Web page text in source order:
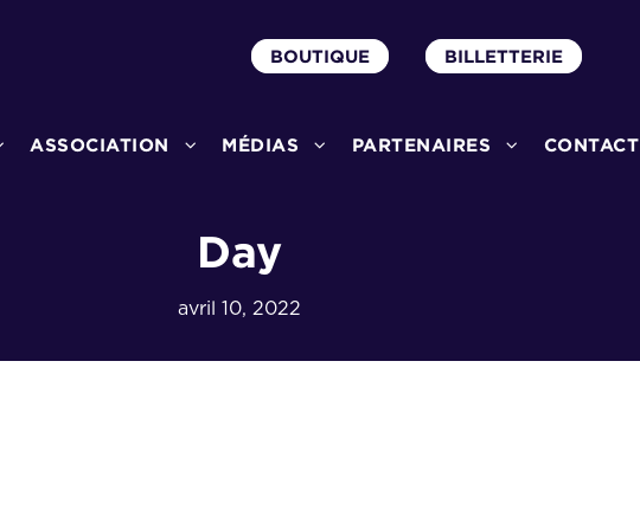
BOUTIQUE BILLETTERIE
ASSOCIATION MÉDIAS PARTENAIRES CONTACT
Day
avril 10, 2022